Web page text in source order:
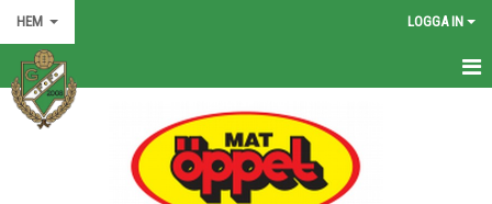
HEM LOGGA IN
HEM